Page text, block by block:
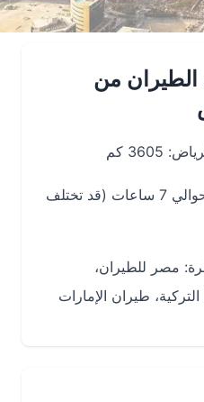
من
متوسط مدة الطيران: حوالي 7 ساعات (قد تختلف
للطيران،
طيران الإمارات